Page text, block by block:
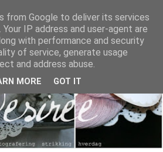
from Google to deliver its services
IP address and user-agent are
with performance and security
of service, generate usage
and address abuse.
MORE GOT IT